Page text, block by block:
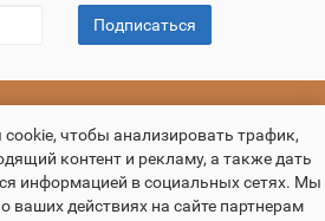
Подписаться
чтобы анализировать трафик,
контент и рекламу, а также дать
информацией в социальных сетях. Мы
ваших действиях на сайте партнерам